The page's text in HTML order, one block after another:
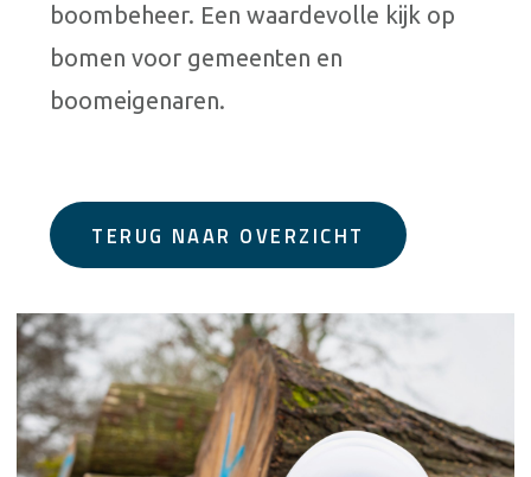
boombeheer. Een waardevolle kijk op
bomen voor gemeenten en
boomeigenaren.
TERUG NAAR OVERZICHT